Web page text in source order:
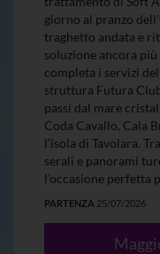
giorno al pranzo
traghetto andata e
soluzione ancora
completa i servizi
struttura Futura
passi dal mare
Coda Cavallo, Cala
l’isola di Tavolara.
serali e panorami
l’occasione perfetta
PARTENZA 25/07/2026